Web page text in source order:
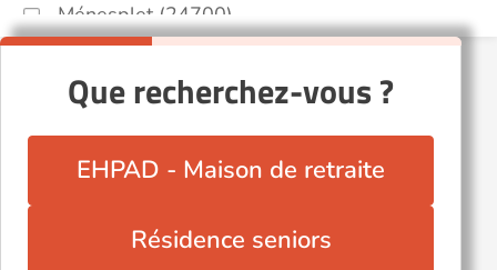
Ménesplet (24700)
Nastringues (24230)
Saint-Antoine-de-Breuilh (24230)
Saint-Aubin-de-Lanquais (24560)
Saint-Médard-de-Mussidan (24400)
Saint-Seurin-de-Prats (24230)
Que recherchez-vous ?
EHPAD - Maison de retraite
Résidence seniors